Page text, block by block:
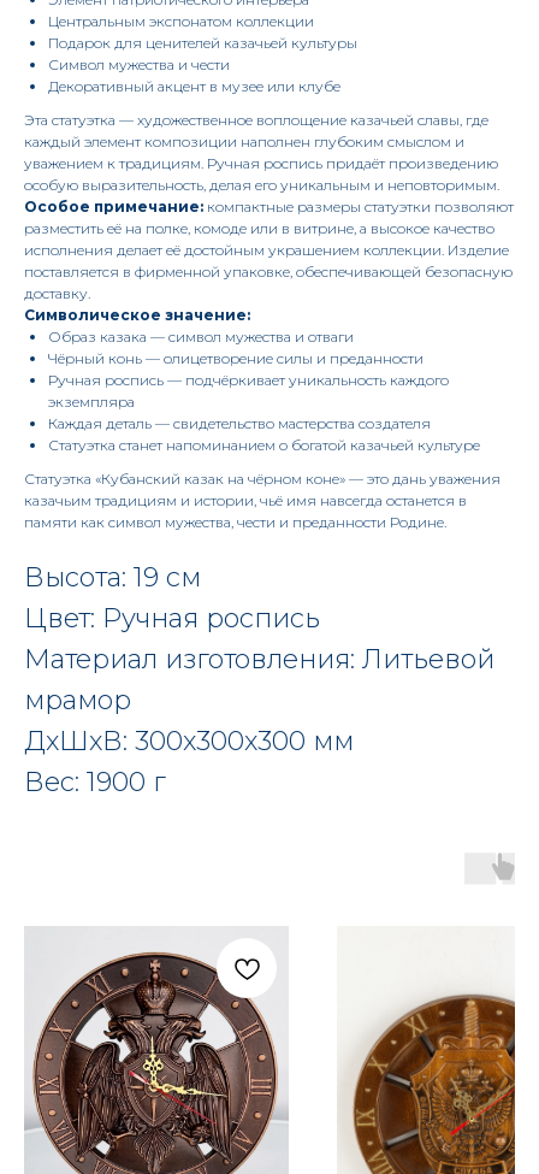
Центральным экспонатом коллекции
Подарок для ценителей казачьей культуры
Символ мужества и чести
Декоративный акцент в музее или клубе
Эта статуэтка — художественное воплощение казачьей славы, где
каждый элемент композиции наполнен глубоким смыслом и
уважением к традициям. Ручная роспись придаёт произведению
особую выразительность, делая его уникальным и неповторимым.
Особое примечание: компактные размеры статуэтки позволяют
разместить её на полке, комоде или в витрине, а высокое качество
исполнения делает её достойным украшением коллекции. Изделие
поставляется в фирменной упаковке, обеспечивающей безопасную
доставку.
Символическое значение:
Образ казака — символ мужества и отваги
Чёрный конь — олицетворение силы и преданности
Ручная роспись — подчёркивает уникальность каждого
экземпляра
Каждая деталь — свидетельство мастерства создателя
Статуэтка станет напоминанием о богатой казачьей культуре
Статуэтка «Кубанский казак на чёрном коне» — это дань уважения
казачьим традициям и истории, чьё имя навсегда останется в
памяти как символ мужества, чести и преданности Родине.
Высота: 19 см
Цвет: Ручная роспись
Материал изготовления: Литьевой
мрамор
ДxШxВ: 300x300x300 мм
Вес: 1900 г